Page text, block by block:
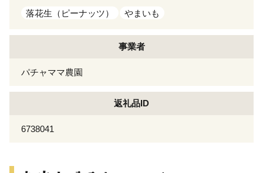
落花生（ピーナッツ） やまいも
事業者
パチャママ農園
返礼品ID
6738041